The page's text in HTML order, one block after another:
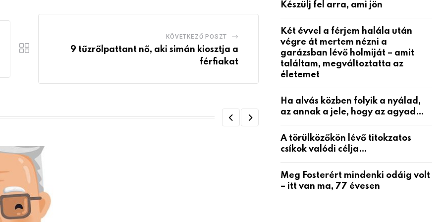
KÖVETKEZŐ POSZT
9 tűzrőlpattant nő, aki simán kiosztja a
férfiakat
Készülj fel arra, ami jön
Két évvel a férjem halála után
végre át mertem nézni a
garázsban lévő holmiját – amit
találtam, megváltoztatta az
életemet
Ha alvás közben folyik a nyálad,
az annak a jele, hogy az agyad…
A törülközőkön lévő titokzatos
csíkok valódi célja…
Meg Fosterért mindenki odáig volt
– itt van ma, 77 évesen